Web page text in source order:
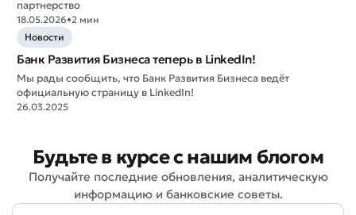
партнерство
18.05.2026•2 мин
Новости
Банк Развития Бизнеса теперь в LinkedIn!
Мы рады сообщить, что Банк Развития Бизнеса ведёт
официальную страницу в LinkedIn!
26.03.2025
Будьте в курсе с нашим блогом
Получайте последние обновления, аналитическую
информацию и банковские советы.